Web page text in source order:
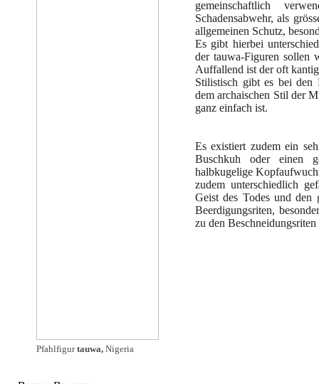
Pfahlfigurtauwa, Nigeria
gemeinschaftlich
Schadensabwehr, als
allgemeinen Schutz,
Es gibt hierbei
der tauwa-Figuren sollen
Auffallend ist der oft
Stilistisch gibt es bei den
dem archaischen Stil der
ganz einfach ist.
Es existiert zudem ein
Buschkuh oder einen
halbkugelige
zudem unterschiedlich
Geist des Todes und den
Beerdigungsriten,
zu den